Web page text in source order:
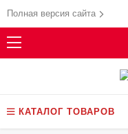
Полная версия сайта
КАТАЛОГ ТОВАРОВ